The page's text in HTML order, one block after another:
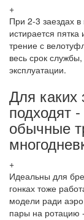
+
При 2-3 заездах
истирается
трение с
весь срок
эксплуатации.
Для каких
подходят
обычные
+
Идеальны для
гонках тоже
модели ради
пары на ротацию